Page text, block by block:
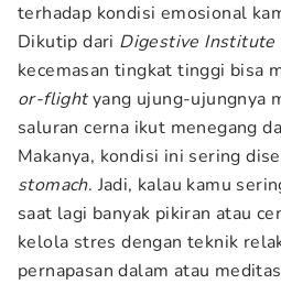
terhadap kondisi emosional
Dikutip dari Digestive Institute
kecemasan tingkat tinggi bisa
or-flightyang ujung-ujungnya
saluran cerna ikut menegang
Makanya, kondisi ini sering
stomach. Jadi, kalau kamu
saat lagi banyak pikiran atau
kelola stres dengan teknik
pernapasan dalam atau